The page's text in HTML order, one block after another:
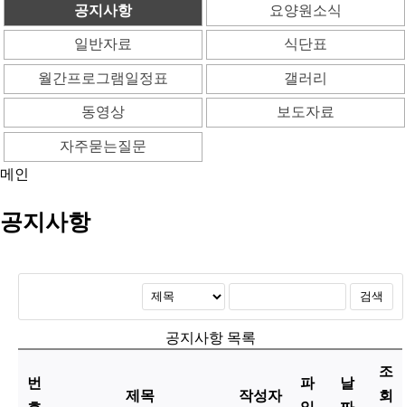
공지사항 요양원소식
일반자료 식단표
월간프로그램일정표 갤러리
동영상 보도자료
자주묻는질문
메인
공지사항
공지사항 목록
번
제목 작성자
파
날
조
회